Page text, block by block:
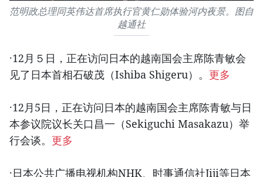
范明政总理同英伟达首席执行官黄仁勋体验河内夜景。图自
越通社
·12月５日，正在访问日本的越南国会主席陈青敏会
见了日本首相石破茂（Ishiba Shigeru）。 更多
·12月5日，正在访问日本的越南国会主席陈青敏与日
本参议院议长关口昌一（Sekiguchi Masakazu）举
行会谈。 更多
·日本公共广播电视机构NHK、时事通信社Jiji等日本